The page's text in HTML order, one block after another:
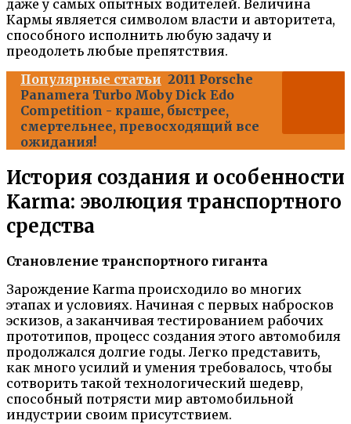
даже у самых опытных водителей. Величина
Кармы является символом власти и авторитета,
способного исполнить любую задачу и
преодолеть любые препятствия.
Популярные статьи 2011 Porsche
Panamera Turbo Moby Dick Edo
Competition - краше, быстрее,
смертельнее, превосходящий все
ожидания!
История создания и особенности
Karma: эволюция транспортного
средства
Становление транспортного гиганта
Зарождение Karma происходило во многих
этапах и условиях. Начиная с первых набросков
эскизов, а заканчивая тестированием рабочих
прототипов, процесс создания этого автомобиля
продолжался долгие годы. Легко представить,
как много усилий и умения требовалось, чтобы
сотворить такой технологический шедевр,
способный потрясти мир автомобильной
индустрии своим присутствием.